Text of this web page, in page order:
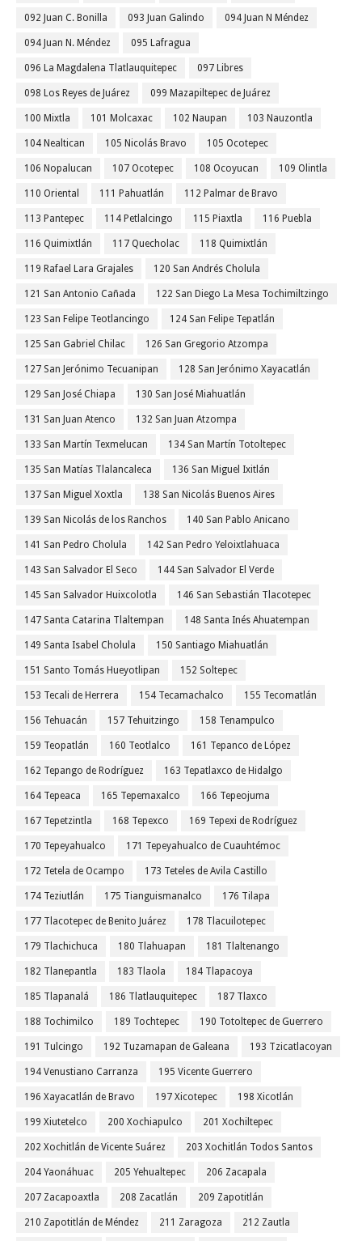
092 Juan C. Bonilla 093 Juan Galindo 094 Juan N Méndez
094 Juan N. Méndez 095 Lafragua
096 La Magdalena Tlatlauquitepec 097 Libres
098 Los Reyes de Juárez 099 Mazapiltepec de Juárez
100 Mixtla 101 Molcaxac 102 Naupan 103 Nauzontla
104 Nealtican 105 Nicolás Bravo 105 Ocotepec
106 Nopalucan 107 Ocotepec 108 Ocoyucan 109 Olintla
110 Oriental 111 Pahuatlán 112 Palmar de Bravo
113 Pantepec 114 Petlalcingo 115 Piaxtla 116 Puebla
116 Quimixtlán 117 Quecholac 118 Quimixtlán
119 Rafael Lara Grajales 120 San Andrés Cholula
121 San Antonio Cañada 122 San Diego La Mesa Tochimiltzingo
123 San Felipe Teotlancingo 124 San Felipe Tepatlán
125 San Gabriel Chilac 126 San Gregorio Atzompa
127 San Jerónimo Tecuanipan 128 San Jerónimo Xayacatlán
129 San José Chiapa 130 San José Miahuatlán
131 San Juan Atenco 132 San Juan Atzompa
133 San Martín Texmelucan 134 San Martín Totoltepec
135 San Matías Tlalancaleca 136 San Miguel Ixitlán
137 San Miguel Xoxtla 138 San Nicolás Buenos Aires
139 San Nicolás de los Ranchos 140 San Pablo Anicano
141 San Pedro Cholula 142 San Pedro Yeloixtlahuaca
143 San Salvador El Seco 144 San Salvador El Verde
145 San Salvador Huixcolotla 146 San Sebastián Tlacotepec
147 Santa Catarina Tlaltempan 148 Santa Inés Ahuatempan
149 Santa Isabel Cholula 150 Santiago Miahuatlán
151 Santo Tomás Hueyotlipan 152 Soltepec
153 Tecali de Herrera 154 Tecamachalco 155 Tecomatlán
156 Tehuacán 157 Tehuitzingo 158 Tenampulco
159 Teopatlán 160 Teotlalco 161 Tepanco de López
162 Tepango de Rodríguez 163 Tepatlaxco de Hidalgo
164 Tepeaca 165 Tepemaxalco 166 Tepeojuma
167 Tepetzintla 168 Tepexco 169 Tepexi de Rodríguez
170 Tepeyahualco 171 Tepeyahualco de Cuauhtémoc
172 Tetela de Ocampo 173 Teteles de Avila Castillo
174 Teziutlán 175 Tianguismanalco 176 Tilapa
177 Tlacotepec de Benito Juárez 178 Tlacuilotepec
179 Tlachichuca 180 Tlahuapan 181 Tlaltenango
182 Tlanepantla 183 Tlaola 184 Tlapacoya
185 Tlapanalá 186 Tlatlauquitepec 187 Tlaxco
188 Tochimilco 189 Tochtepec 190 Totoltepec de Guerrero
191 Tulcingo 192 Tuzamapan de Galeana 193 Tzicatlacoyan
194 Venustiano Carranza 195 Vicente Guerrero
196 Xayacatlán de Bravo 197 Xicotepec 198 Xicotlán
199 Xiutetelco 200 Xochiapulco 201 Xochiltepec
202 Xochitlán de Vicente Suárez 203 Xochitlán Todos Santos
204 Yaonáhuac 205 Yehualtepec 206 Zacapala
207 Zacapoaxtla 208 Zacatlán 209 Zapotitlán
210 Zapotitlán de Méndez 211 Zaragoza 212 Zautla